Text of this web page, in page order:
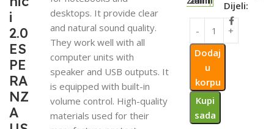
i
2.0
ES
PE
RA
NZ
A
desktops. It provide clear
and natural sound quality.
They work well with all
computer units with
speaker and USB outputs. It
is equipped with built-in
volume control. High-quality
materials used for their
Dodaj
u
korpu
Kupi
sada
Dijeli: